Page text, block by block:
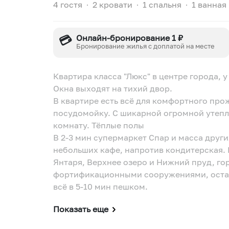
4 гостя ∙ 2 кровати ∙ 1 спальня ∙ 1 ванная
💳 Онлайн-бронирование 1 ₽
Бронирование жилья с доплатой на месте
Квартира класса "Люкс" в центре
Окна выходят на тихий двор.
В квартире есть всё для комфортного
посудомойку. С шикарной огромной
комнату. Тёплые полы
В 2-3 мин супермаркет Спар и масса
небольших кафе, напротив
Янтаря, Верхнее озеро и Нижний пруд,
фортификационными сооружениями,
всё в 5-10 мин пешком.
Показать еще